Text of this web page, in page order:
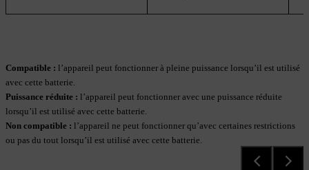
Compatible : l’appareil peut fonctionner à pleine puissance lorsqu’il est utilisé
avec cette batterie.
Puissance réduite : l’appareil peut fonctionner avec une puissance réduite
lorsqu’il est utilisé avec cette batterie.
Non compatible : l’appareil ne peut fonctionner qu’avec certaines restrictions
ou pas du tout lorsqu’il est utilisé avec cette batterie.